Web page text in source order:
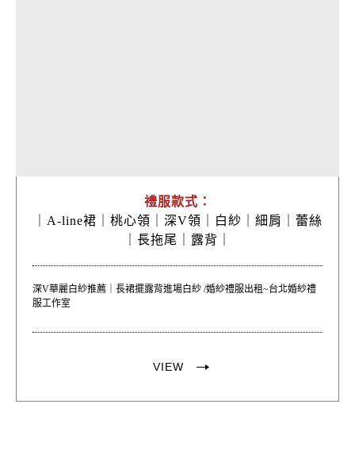
禮服款式：
A-line裙｜ 桃心領｜ 深V領｜ 白紗｜ 細肩｜ 蕾絲
長拖尾｜ 露背｜
深V華麗白紗推薦｜長裙擺露背進場白紗 /婚紗禮服出租~台北婚紗禮
服工作室
VIEW